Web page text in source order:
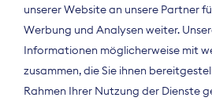
Der Bundesverband
unserer Website an unsere Partner
Werbung und Analysen weiter.
Informationen möglicherweise mit
zusammen, die Sie ihnen
Rahmen Ihrer Nutzung der Dienste